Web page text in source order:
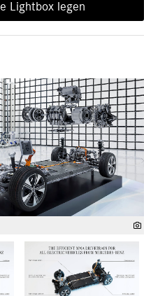
Lightbox legen